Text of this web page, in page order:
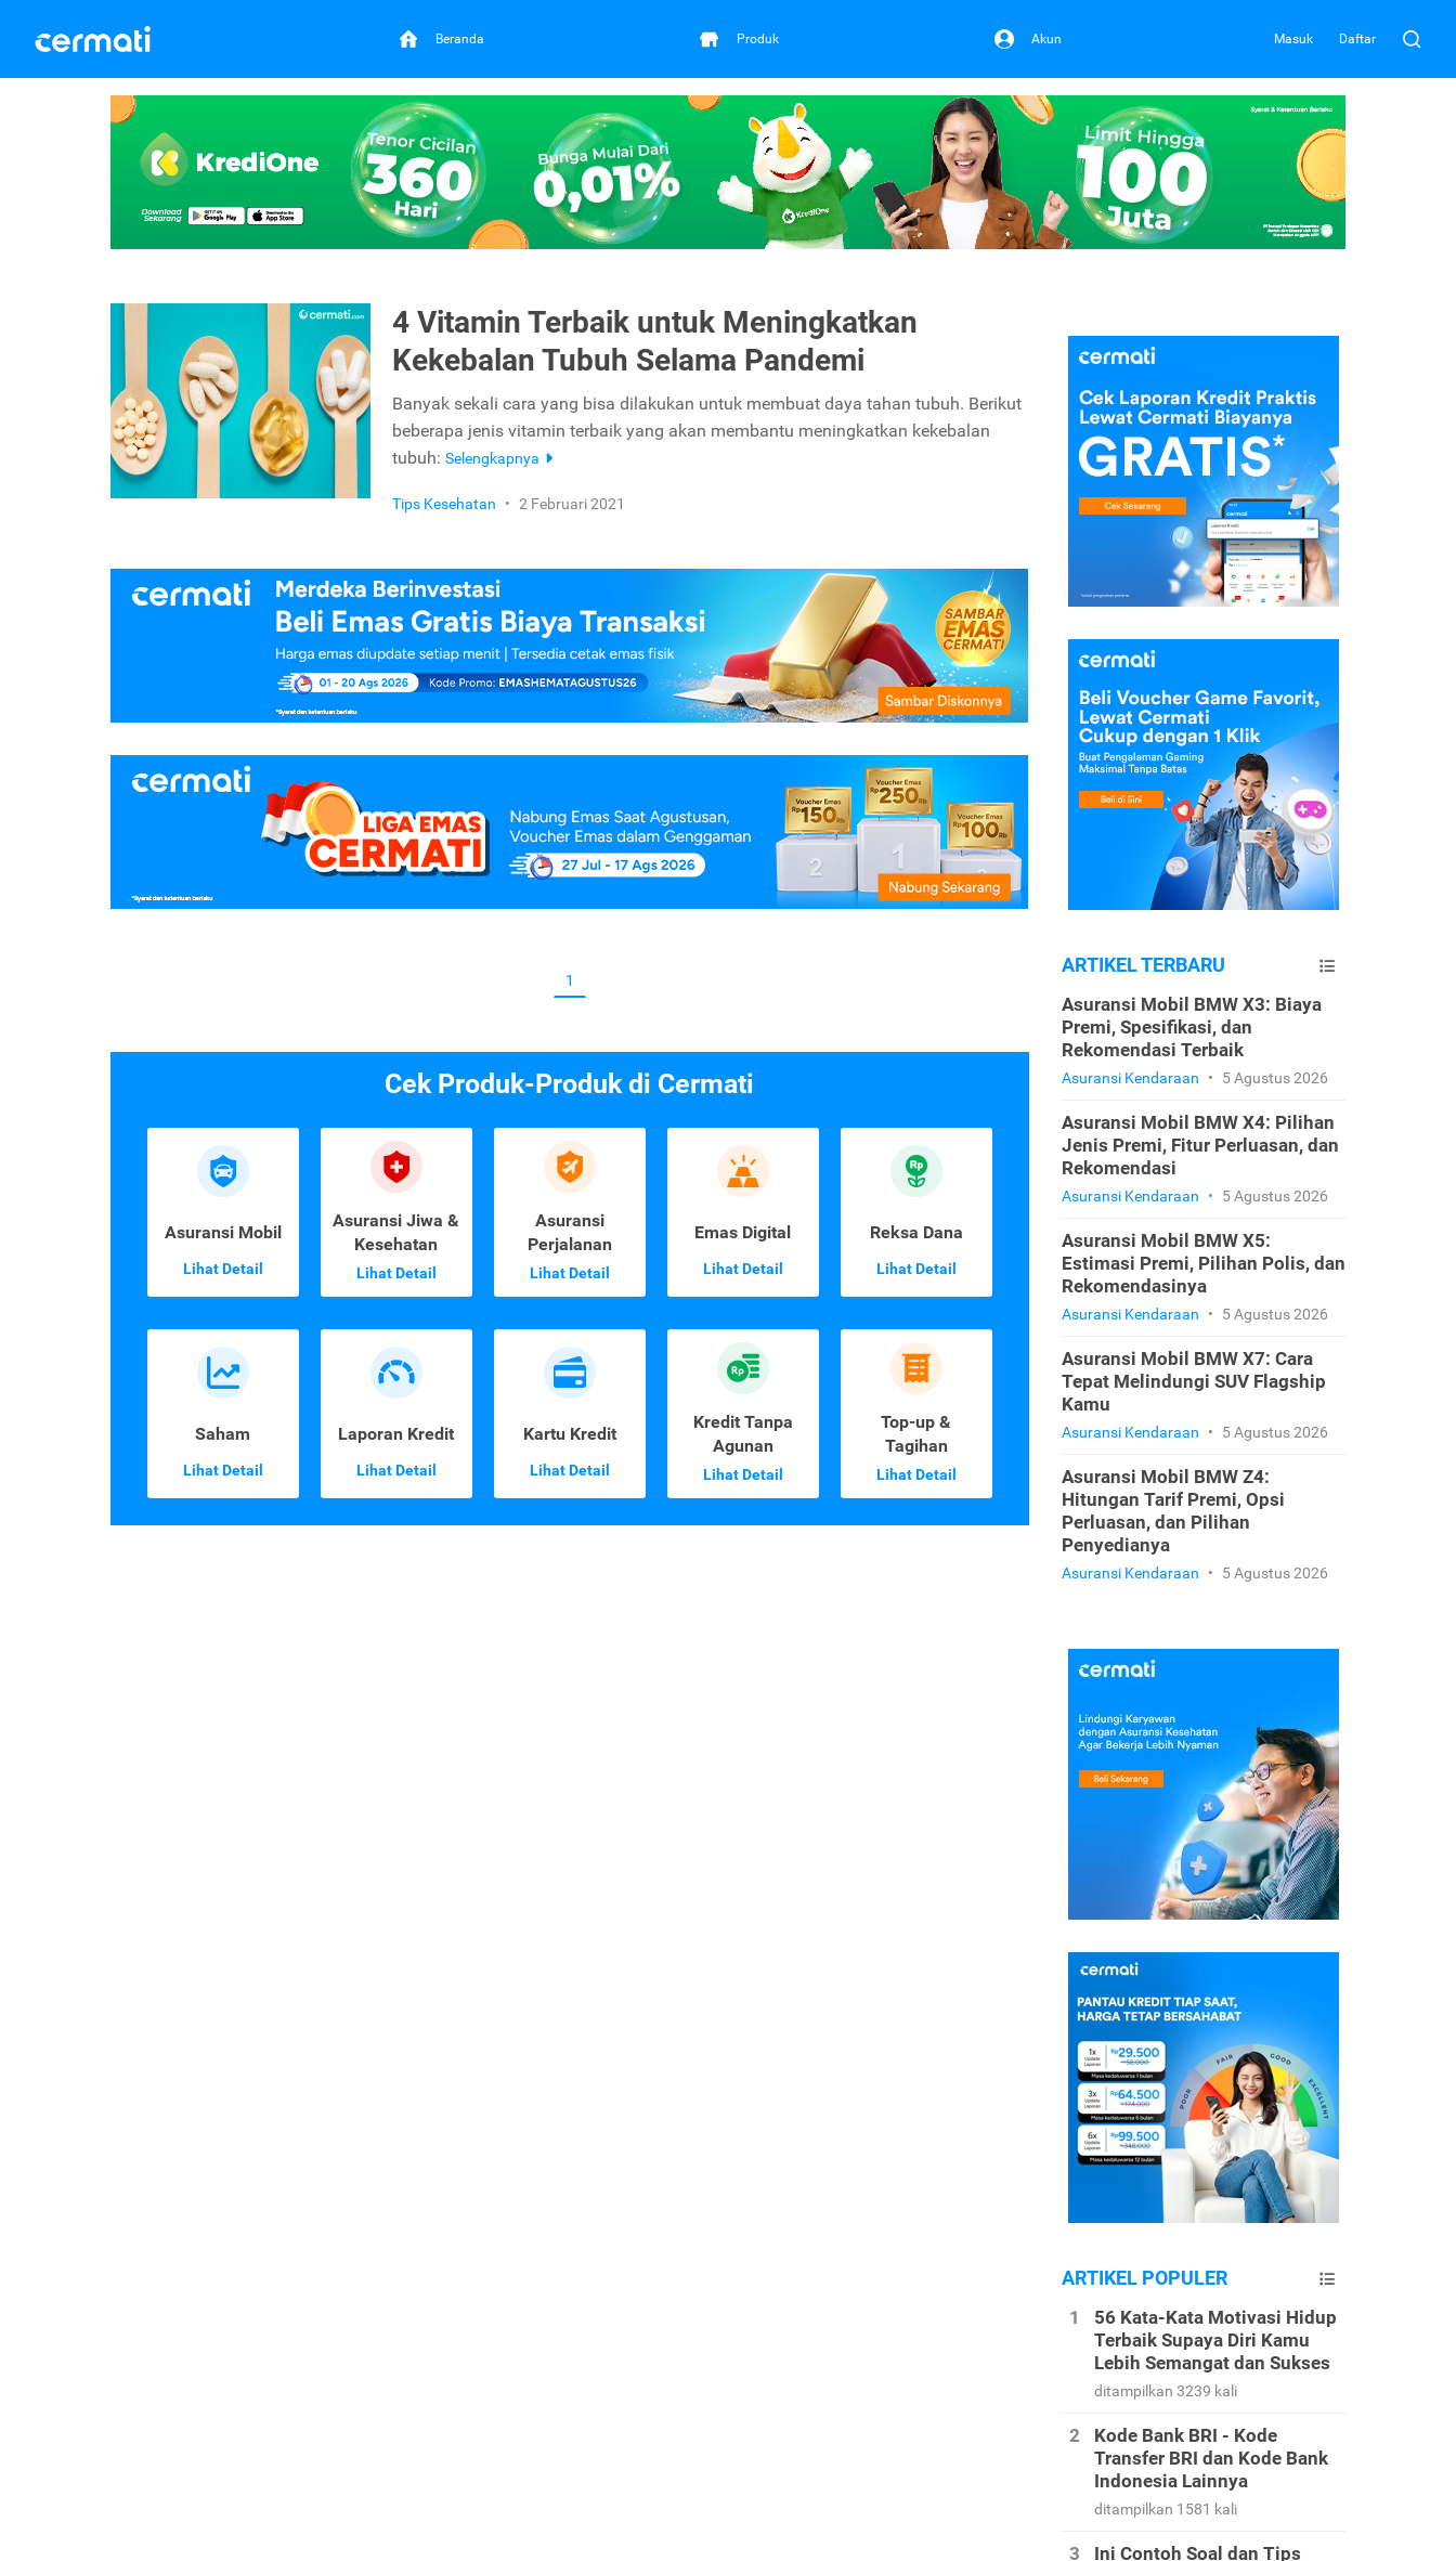
Beranda Produk Akun Masuk Daftar
4 Vitamin Terbaik untuk Meningkatkan
Kekebalan Tubuh Selama Pandemi
Banyak sekali cara yang bisa dilakukan untuk membuat daya tahan tubuh. Berikut
beberapa jenis vitamin terbaik yang akan membantu meningkatkan kekebalan
tubuh: Selengkapnya
Tips Kesehatan • 2 Februari 2021
1
Cek Produk-Produk di Cermati
Asuransi Mobil
Lihat Detail
Asuransi Jiwa &
Kesehatan
Lihat Detail
Asuransi
Perjalanan
Lihat Detail
Emas Digital
Lihat Detail
Reksa Dana
Lihat Detail
Saham
Lihat Detail
Laporan Kredit
Lihat Detail
Kartu Kredit
Lihat Detail
Kredit Tanpa
Agunan
Lihat Detail
Top-up &
Tagihan
Lihat Detail
ARTIKEL TERBARU
Asuransi Mobil BMW X3: Biaya
Premi, Spesifikasi, dan
Rekomendasi Terbaik
Asuransi Kendaraan • 5 Agustus 2026
Asuransi Mobil BMW X4: Pilihan
Jenis Premi, Fitur Perluasan, dan
Rekomendasi
Asuransi Kendaraan • 5 Agustus 2026
Asuransi Mobil BMW X5:
Estimasi Premi, Pilihan Polis, dan
Rekomendasinya
Asuransi Kendaraan • 5 Agustus 2026
Asuransi Mobil BMW X7: Cara
Tepat Melindungi SUV Flagship
Kamu
Asuransi Kendaraan • 5 Agustus 2026
Asuransi Mobil BMW Z4:
Hitungan Tarif Premi, Opsi
Perluasan, dan Pilihan
Penyedianya
Asuransi Kendaraan • 5 Agustus 2026
ARTIKEL POPULER
56 Kata-Kata Motivasi Hidup
Terbaik Supaya Diri Kamu
Lebih Semangat dan Sukses
ditampilkan 3239 kali
Kode Bank BRI - Kode
Transfer BRI dan Kode Bank
Indonesia Lainnya
ditampilkan 1581 kali
Ini Contoh Soal dan Tips